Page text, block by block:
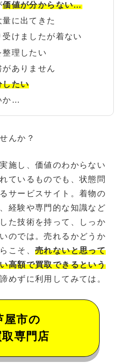
価値が分からない…
に出てきた
けましたが着ない
整理したい
ありません
したい
か…
んか？
施し、価値のわからない
ているものでも、状態問
サービスサイト。着物の
経験や専門的な知識など
た技術を持って、しっか
のでは。売れるかどうか
こそ、 売れないと思って
高額で買取できるという
めずに利用してみては。
屋市の
専門店